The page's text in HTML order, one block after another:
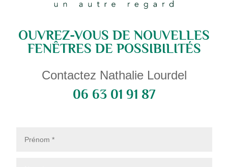
OUVREZ-VOUS DE NOUVELLES
FENÊTRES DE POSSIBILITÉS
Contactez Nathalie Lourdel
06 63 01 91 87